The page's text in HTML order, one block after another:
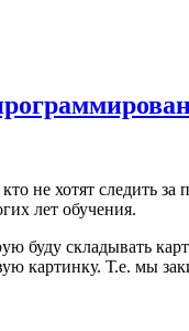
не хотят следить за
лет обучения.
буду складывать
картинку. Т.е. мы